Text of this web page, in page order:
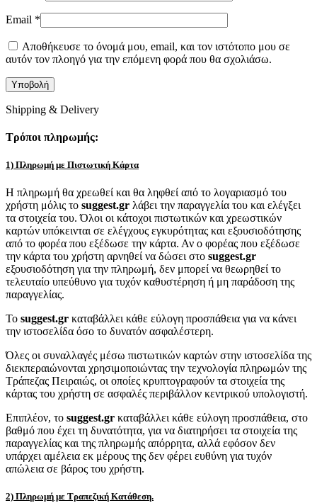
Email *
Αποθήκευσε το όνομά μου, email, και τον ιστότοπο μου σε
αυτόν τον πλοηγό για την επόμενη φορά που θα σχολιάσω.
Shipping & Delivery
Τρόποι πληρωμής:
1) Πληρωμή με Πιστωτική Κάρτα
Η πληρωμή θα χρεωθεί και θα ληφθεί από το λογαριασμό του
χρήστη μόλις το suggest.gr λάβει την παραγγελία του και ελέγξει
τα στοιχεία του. Όλοι οι κάτοχοι πιστωτικών και χρεωστικών
καρτών υπόκεινται σε ελέγχους εγκυρότητας και εξουσιοδότησης
από το φορέα που εξέδωσε την κάρτα. Αν ο φορέας που εξέδωσε
την κάρτα του χρήστη αρνηθεί να δώσει στο suggest.gr
εξουσιοδότηση για την πληρωμή, δεν μπορεί να θεωρηθεί το
τελευταίο υπεύθυνο για τυχόν καθυστέρηση ή μη παράδοση της
παραγγελίας.
Το suggest.gr καταβάλλει κάθε εύλογη προσπάθεια για να κάνει
την ιστοσελίδα όσο το δυνατόν ασφαλέστερη.
Όλες οι συναλλαγές μέσω πιστωτικών καρτών στην ιστοσελίδα της
διεκπεραιώνονται χρησιμοποιώντας την τεχνολογία πληρωμών της
Τράπεζας Πειραιώς, οι οποίες κρυπτογραφούν τα στοιχεία της
κάρτας του χρήστη σε ασφαλές περιβάλλον κεντρικού υπολογιστή.
Επιπλέον, το suggest.gr καταβάλλει κάθε εύλογη προσπάθεια, στο
βαθμό που έχει τη δυνατότητα, για να διατηρήσει τα στοιχεία της
παραγγελίας και της πληρωμής απόρρητα, αλλά εφόσον δεν
υπάρχει αμέλεια εκ μέρους της δεν φέρει ευθύνη για τυχόν
απώλεια σε βάρος του χρήστη.
2) Πληρωμή με Τραπεζική Κατάθεση.